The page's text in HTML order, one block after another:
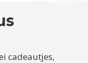
cadeautjes,